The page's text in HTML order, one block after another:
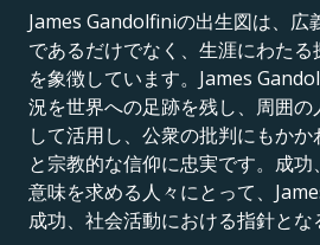
James Gandolfiniの出生図は、広
であるだけでなく、生涯にわたる
を象徴しています。James
況を世界への足跡を残し、周囲の
して活用し、公衆の批判にもかか
と宗教的な信仰に忠実です。成功
意味を求める人々にとって、
成功、社会活動における指針とな